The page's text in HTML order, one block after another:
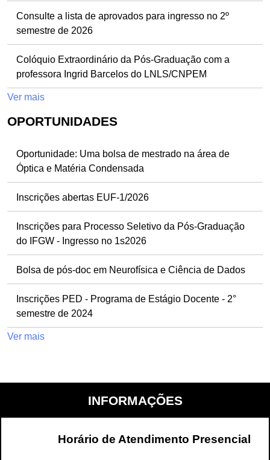
Consulte a lista de aprovados para ingresso no 2º
semestre de 2026
Colóquio Extraordinário da Pós-Graduação com a
professora Ingrid Barcelos do LNLS/CNPEM
Ver mais
OPORTUNIDADES
Oportunidade: Uma bolsa de mestrado na área de
Óptica e Matéria Condensada
Inscrições abertas EUF-1/2026
Inscrições para Processo Seletivo da Pós-Graduação
do IFGW - Ingresso no 1s2026
Bolsa de pós-doc em Neurofísica e Ciência de Dados
Inscrições PED - Programa de Estágio Docente - 2°
semestre de 2024
Ver mais
INFORMAÇÕES
Horário de Atendimento Presencial